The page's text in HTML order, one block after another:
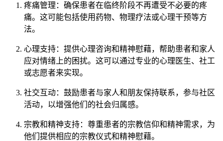
疼痛管理：确保患者在临终阶段不再遭受不必要的疼
痛。这可能包括使用药物、物理疗法或心理干预等方
法。
心理支持：提供心理咨询和精神慰藉，帮助患者和家人
应对情绪上的困扰。这可以通过专业的心理医生、社工
或志愿者来实现。
社交互动：鼓励患者与家人和朋友保持联系，参与社区
活动，以增强他们的社会归属感。
宗教和精神支持：尊重患者的宗教信仰和精神需求，为
他们提供相应的宗教仪式和精神慰藉。